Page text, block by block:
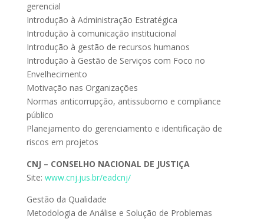
gerencial
Introdução à Administração Estratégica
Introdução à comunicação institucional
Introdução à gestão de recursos humanos
Introdução à Gestão de Serviços com Foco no
Envelhecimento
Motivação nas Organizações
Normas anticorrupção, antissuborno e compliance
público
Planejamento do gerenciamento e identificação de
riscos em projetos
CNJ – CONSELHO NACIONAL DE JUSTIÇA
Site: www.cnj.jus.br/eadcnj/
Gestão da Qualidade
Metodologia de Análise e Solução de Problemas